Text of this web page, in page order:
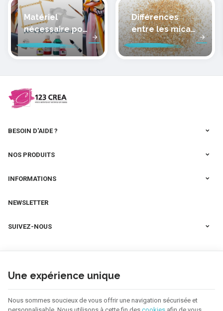
Matériel
nécessaire pour
peindre la soie
Différences
entre les micas
des pâtes
polymères
BESOIN D'AIDE ?
NOS PRODUITS
INFORMATIONS
NEWSLETTER
SUIVEZ-NOUS
Une expérience unique
Nous sommes soucieux de vous offrir une navigation sécurisée et